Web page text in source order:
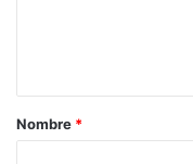
Nombre *